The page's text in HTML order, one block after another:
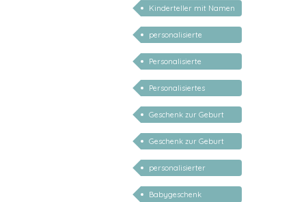
Kinderteller mit Namen
personalisiert
personalisierte
Geschenke für Baby
Personalisierte
Geschenke für Kinder
Personalisiertes
Geschenk zur Taufe
Geschenk zur Geburt
Mädchen personalisiert
Geschenk zur Geburt
Junge personalisiert
personalisierter
Geburtsteller
Babygeschenk